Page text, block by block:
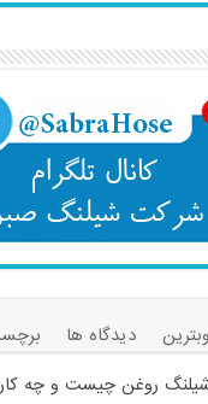
دیدگاه ها
روغن چیست و چه